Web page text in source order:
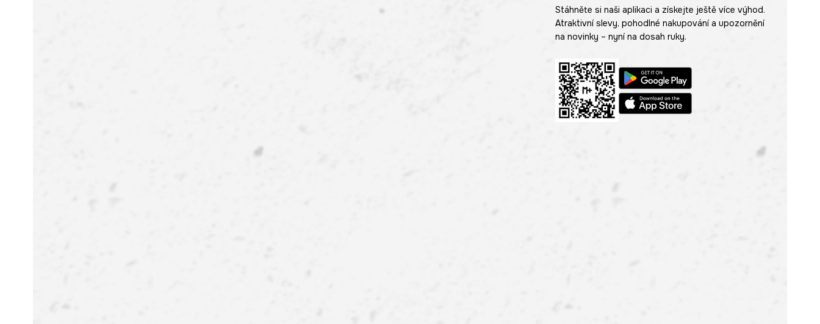
Stáhněte si naši aplikaci a získejte ještě více výhod.
Atraktivní slevy, pohodlné nakupování a upozornění
na novinky – nyní na dosah ruky.